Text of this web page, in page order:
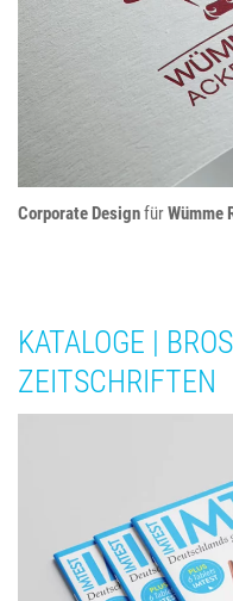
Corporate DesignfürWümme
KATALOGE |
ZEITSCHRIFTEN